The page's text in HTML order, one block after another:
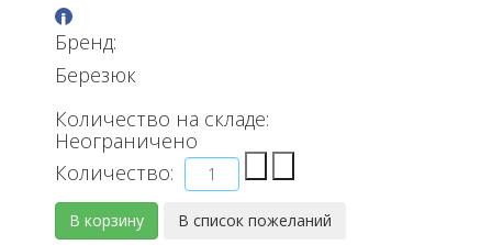
Бренд:
Березюк
Количество на складе:
Неограничено
Количество: